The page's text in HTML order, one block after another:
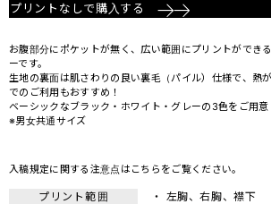
プリントなしで購入する
お腹部分にポケットが無く、広い範囲にプリントができ
ーです。
生地の裏面は肌さわりの良い裏毛（パイル）仕様で、熱
でのご利用もおすすめ！
ベーシックなブラック・ホワイト・グレーの3色をご用意
※男女共通サイズ
入稿規定に関する注意点は こちら をご覧ください。
プリント範囲
・ 左胸、右胸、襟下